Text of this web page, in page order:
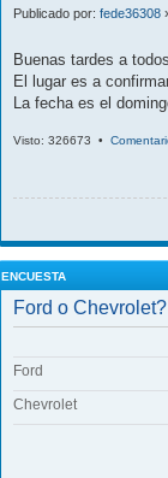
Publicado por: fede36308
Buenas tardes a
El lugar es a
La fecha es el
Visto: 326673 •
ENCUESTA
Ford o Chevrolet?
Ford
Chevrolet